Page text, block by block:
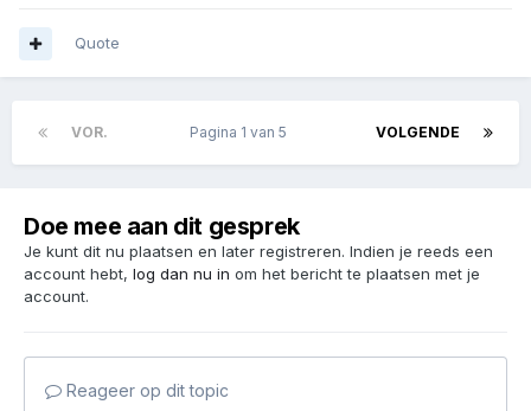
Quote
VOR. VOLGENDE
Pagina 1 van 5
Doe mee aan dit gesprek
Je kunt dit nu plaatsen en later registreren. Indien je reeds een
account hebt, log dan nu in om het bericht te plaatsen met je
account.
Reageer op dit topic